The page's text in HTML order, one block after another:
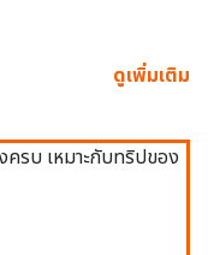
ดูเพิ่มเติม